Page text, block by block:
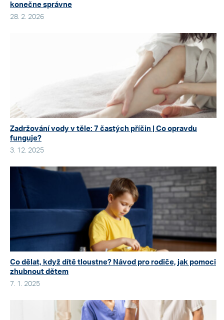
konečne správne
28. 2. 2026
Zadržování vody v těle: 7 častých příčin | Co opravdu
funguje?
3. 12. 2025
Co dělat, když dítě tloustne? Návod pro rodiče, jak pomoci
zhubnout dětem
7. 1. 2025